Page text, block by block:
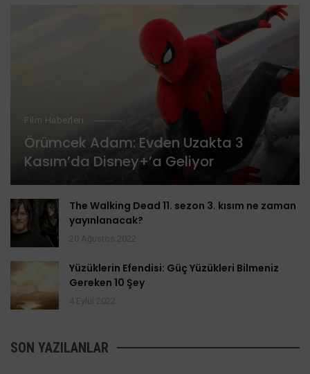
Film Haberleri
Örümcek Adam: Evden Uzakta 3
Kasım’da Disney+’a Geliyor
The Walking Dead 11. sezon 3. kısım ne zaman
yayınlanacak?
Yüzüklerin Efendisi: Güç Yüzükleri Bilmeniz
Gereken 10 Şey
SON YAZILANLAR